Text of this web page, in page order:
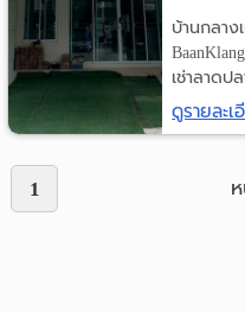
ราย
วัน
ลง
ลง
บ้านกลาง
เช่าลาดปล
ดูรายละ
1